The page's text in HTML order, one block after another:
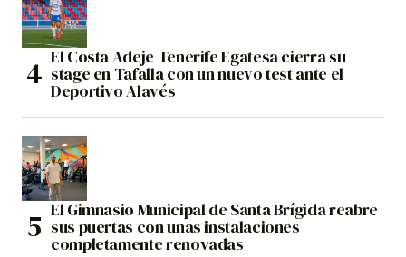
El Costa Adeje Tenerife Egatesa cierra su
stage en Tafalla con un nuevo test ante el
Deportivo Alavés
El Gimnasio Municipal de Santa Brígida reabre
sus puertas con unas instalaciones
completamente renovadas